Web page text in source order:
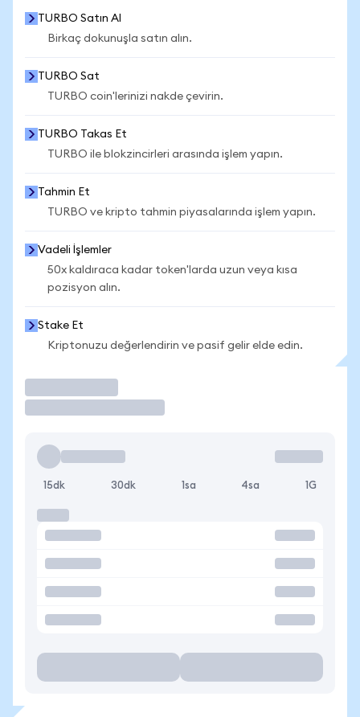
TURBO Satın Al
Birkaç dokunuşla satın alın.
TURBO Sat
TURBO coin'lerinizi nakde çevirin.
TURBO Takas Et
TURBO ile blokzincirleri arasında işlem yapın.
Tahmin Et
TURBO ve kripto tahmin piyasalarında işlem yapın.
Vadeli İşlemler
50x kaldıraca kadar token'larda uzun veya kısa
pozisyon alın.
Stake Et
Kriptonuzu değerlendirin ve pasif gelir elde edin.
15dk 30dk 1sa 4sa 1G